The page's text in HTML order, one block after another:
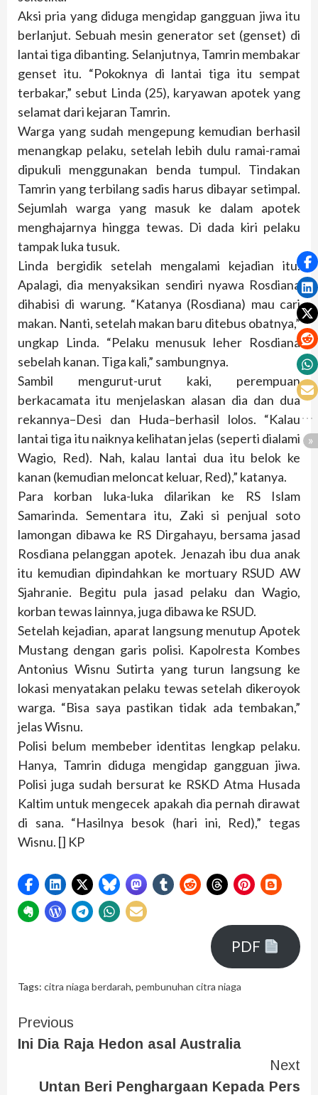
Aksi pria yang diduga mengidap gangguan jiwa itu
berlanjut. Sebuah mesin generator set (genset) di
lantai tiga dibanting. Selanjutnya, Tamrin membakar
genset itu. “Pokoknya di lantai tiga itu sempat
terbakar,” sebut Linda (25), karyawan apotek yang
selamat dari kejaran Tamrin.
Warga yang sudah mengepung kemudian berhasil
menangkap pelaku, setelah lebih dulu ramai-ramai
dipukuli menggunakan benda tumpul. Tindakan
Tamrin yang terbilang sadis harus dibayar setimpal.
Sejumlah warga yang masuk ke dalam apotek
menghajarnya hingga tewas. Di dada kiri pelaku
tampak luka tusuk.
Linda bergidik setelah mengalami kejadian itu.
Apalagi, dia menyaksikan sendiri nyawa Rosdiana
dihabisi di warung. “Katanya (Rosdiana) mau cari
makan. Nanti, setelah makan baru ditebus obatnya,”
ungkap Linda. “Pelaku menusuk leher Rosdiana
sebelah kanan. Tiga kali,” sambungnya.
Sambil mengurut-urut kaki, perempuan
berkacamata itu menjelaskan alasan dia dan dua
rekannya–Desi dan Huda–berhasil lolos. “Kalau
lantai tiga itu naiknya kelihatan jelas (seperti dialami
Wagio, Red). Nah, kalau lantai dua itu belok ke
kanan (kemudian meloncat keluar, Red),” katanya.
Para korban luka-luka dilarikan ke RS Islam
Samarinda. Sementara itu, Zaki si penjual soto
lamongan dibawa ke RS Dirgahayu, bersama jasad
Rosdiana pelanggan apotek. Jenazah ibu dua anak
itu kemudian dipindahkan ke mortuary RSUD AW
Sjahranie. Begitu pula jasad pelaku dan Wagio,
korban tewas lainnya, juga dibawa ke RSUD.
Setelah kejadian, aparat langsung menutup Apotek
Mustang dengan garis polisi. Kapolresta Kombes
Antonius Wisnu Sutirta yang turun langsung ke
lokasi menyatakan pelaku tewas setelah dikeroyok
warga. “Bisa saya pastikan tidak ada tembakan,”
jelas Wisnu.
Polisi belum membeber identitas lengkap pelaku.
Hanya, Tamrin diduga mengidap gangguan jiwa.
Polisi juga sudah bersurat ke RSKD Atma Husada
Kaltim untuk mengecek apakah dia pernah dirawat
di sana. “Hasilnya besok (hari ini, Red),” tegas
Wisnu. [] KP
PDF
Tags: citra niaga berdarah, pembunuhan citra niaga
Previous
Ini Dia Raja Hedon asal Australia
Next
Untan Beri Penghargaan Kepada Pers